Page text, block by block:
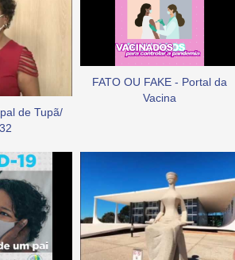
de Tupã/
FATO OU FAKE - Portal da
Vacina